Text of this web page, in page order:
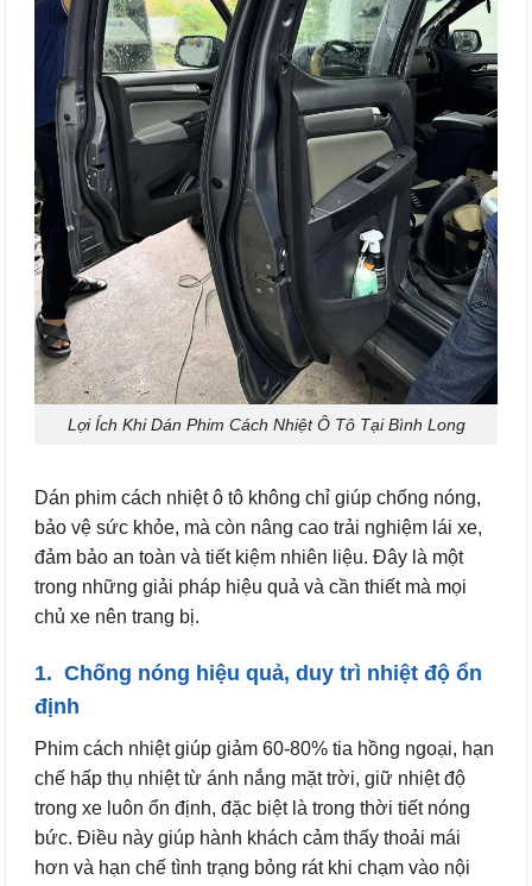
Lợi Ích Khi Dán Phim Cách Nhiệt Ô Tô Tại Bình Long
Dán phim cách nhiệt ô tô không chỉ giúp chống nóng,
bảo vệ sức khỏe, mà còn nâng cao trải nghiệm lái xe,
đảm bảo an toàn và tiết kiệm nhiên liệu. Đây là một
trong những giải pháp hiệu quả và cần thiết mà mọi
chủ xe nên trang bị.
1. Chống nóng hiệu quả, duy trì nhiệt độ ổn
định
Phim cách nhiệt giúp giảm 60-80% tia hồng ngoại, hạn
chế hấp thụ nhiệt từ ánh nắng mặt trời, giữ nhiệt độ
trong xe luôn ổn định, đặc biệt là trong thời tiết nóng
bức. Điều này giúp hành khách cảm thấy thoải mái
hơn và hạn chế tình trạng bỏng rát khi chạm vào nội